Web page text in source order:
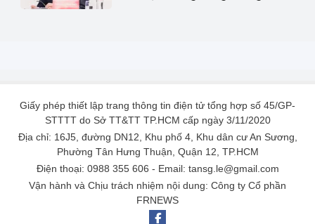
Giấy phép thiết lập trang thông tin điện tử tổng hợp số 45/GP-
STTTT do Sở TT&TT TP.HCM cấp ngày 3/11/2020
Địa chỉ: 16J5, đường DN12, Khu phố 4, Khu dân cư An Sương,
Phường Tân Hưng Thuận, Quận 12, TP.HCM
Điện thoại: 0988 355 606 - Email: tansg.le@gmail.com
Vận hành và Chịu trách nhiệm nội dung: Công ty Cổ phần
FRNEWS